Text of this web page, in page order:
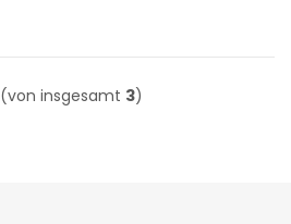
(von insgesamt 3)